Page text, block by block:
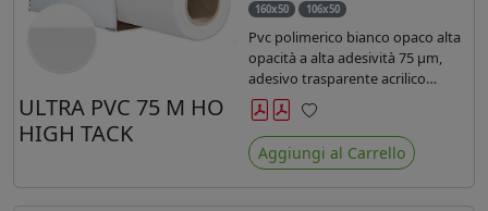
ULTRA PVC 75 M HO
HIGH TACK
160x50 106x50
Pvc polimerico bianco opaco alta
opacità a alta adesività 75 µm,
adesivo trasparente acrilico
hotmelt permanente, durata 5-7
anni liner 140gr PE su entrambi
lati. Dotato di certificato ignifugo
Bs1d0.
Preferiti
Aggiungi al Carrello